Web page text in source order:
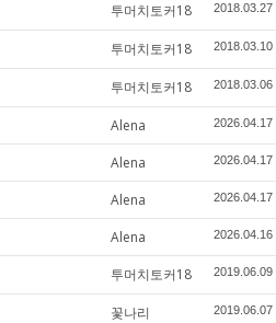
투머치토커18 2018.03.27
투머치토커18 2018.03.10
투머치토커18 2018.03.06
Alena 2026.04.17
Alena 2026.04.17
Alena 2026.04.17
Alena 2026.04.16
투머치토커18 2019.06.09
꽃나리 2019.06.07